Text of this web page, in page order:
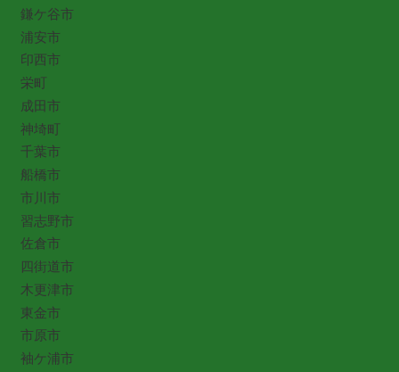
鎌ケ谷市
浦安市
印西市
栄町
成田市
神埼町
千葉市
船橋市
市川市
習志野市
佐倉市
四街道市
木更津市
東金市
市原市
袖ケ浦市